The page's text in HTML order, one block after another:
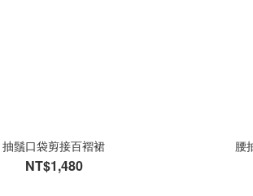
抽鬚口袋剪接百褶裙
NT$1,480
腰